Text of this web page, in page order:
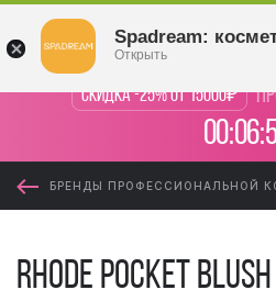
Скидка -25% от 15000₽
БРЕНДЫ ПРОФЕССИОНАЛЬНОЙ
Rhode Pocket
Spadream:
Открыть